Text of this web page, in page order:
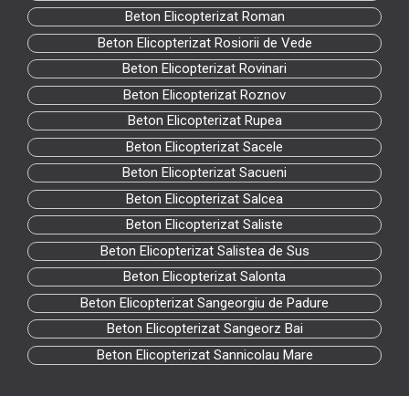
Beton Elicopterizat Roman
Beton Elicopterizat Rosiorii de Vede
Beton Elicopterizat Rovinari
Beton Elicopterizat Roznov
Beton Elicopterizat Rupea
Beton Elicopterizat Sacele
Beton Elicopterizat Sacueni
Beton Elicopterizat Salcea
Beton Elicopterizat Saliste
Beton Elicopterizat Salistea de Sus
Beton Elicopterizat Salonta
Beton Elicopterizat Sangeorgiu de Padure
Beton Elicopterizat Sangeorz Bai
Beton Elicopterizat Sannicolau Mare